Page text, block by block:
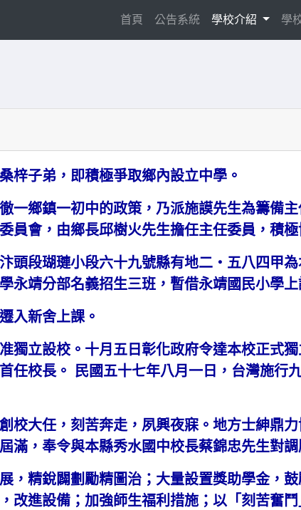
首頁 (current)
公告系統 學校介紹 學
梓子弟，即積極爭取鄉內設立中學。
一鄉鎮一初中的政策，乃派施謨先生為籌備
員會，由鄉長邱樹火先生擔任主任委員，積
頭段瑚璉小段六十九號縣有地二‧五八四甲
永靖分部名義招生三班，暫借永靖國民小學上
入新舍上課。
獨立設校。十月五日彰化政府令達本校正式
任校長。 民國五十七年八月一日，台灣施行
校大任，刻苦奔走，夙興夜寐。地方士紳鼎
滿，奉令與本縣秀水國中校長蔡錦忠先生對調
，精銳闢劃勵精圖治；大量設置獎助學金，
改進設備；加強師生福利措施；以「刻苦奮